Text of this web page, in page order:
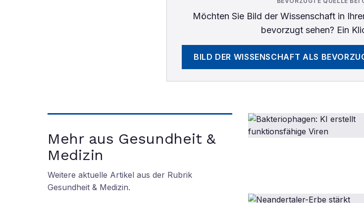
Möchten Sie Bild der Wissenschaftin
bevorzugt sehen? Ein
BILD DER WISSENSCHAFT ALS
Mehr aus Gesundheit &
Medizin
Weitere aktuelle Artikel aus der Rubrik
Gesundheit & Medizin.